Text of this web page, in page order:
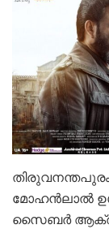
മോഹൻലാൽ
സൈബർ